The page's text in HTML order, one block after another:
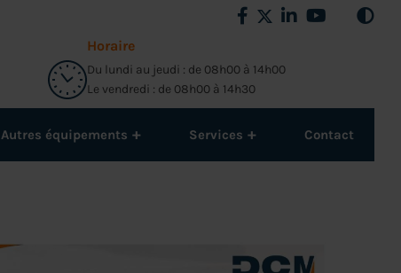
Horaire
Du lundi au jeudi : de 08h00 à 14h00
Le vendredi : de 08h00 à 14h30
Autres équipements + Services + Contact